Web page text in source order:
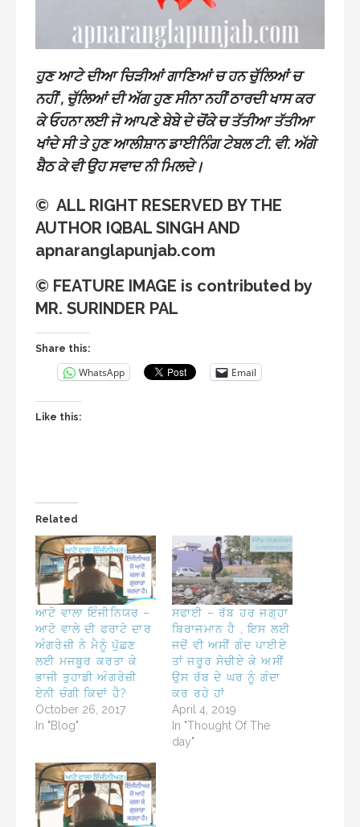
ਹੁਣ ਆਟੇ ਦੀਆ ਚਿੜੀਆਂ ਗਾਣਿਆਂ ਚ ਹਨ ਚੁੱਲਿਆਂ ਚ
ਨਹੀਂ , ਚੁੱਲਿਆਂ ਦੀ ਅੱਗ ਹੁਣ ਸੀਨਾ ਨਹੀਂ ਠਾਰਦੀ ਖਾਸ ਕਰ
ਕੇ ਓਹਨਾ ਲਈ ਜੋ ਆਪਣੇ ਬੇਬੇ ਦੇ ਚੋਂਕੇ ਚ ਤੱਤੀਆ ਤੱਤੀਆ
ਖਾਂਦੇ ਸੀ ਤੇ ਹੁਣ ਆਲੀਸ਼ਾਨ ਡਾਈਨਿੰਗ ਟੇਬਲ ਟੀ. ਵੀ. ਅੱਗੇ
ਬੈਠ ਕੇ ਵੀ ਉਹ ਸਵਾਦ ਨੀ ਮਿਲਦੇ।
© ALL RIGHT RESERVED BY THE
AUTHOR IQBAL SINGH AND
apnaranglapunjab.com
© FEATURE IMAGE is contributed by
MR. SURINDER PAL
Share this:
WhatsApp Email
Like this:
Related
ਆਟੋ ਵਾਲਾ ਇੰਜੀਨਿਯਰ –
ਆਟੋ ਵਾਲੇ ਦੀ ਫਰਾਟੇ ਦਾਰ
ਅੰਗਰੇਜ਼ੀ ਨੇ ਮੈਨੂੰ ਪੁੱਛਣ
ਲਈ ਮਜਬੂਰ ਕਰਤਾ ਕੇ
ਭਾਜੀ ਤੁਹਾਡੀ ਅੰਗਰੇਜ਼ੀ
ਏਨੀ ਚੰਗੀ ਕਿਦਾਂ ਹੈ?
October 26, 2017
In "Blog"
ਸਫਾਈ – ਰੱਬ ਹਰ ਜਗ੍ਹਾ
ਬਿਰਾਜਮਾਨ ਹੈ , ਇਸ ਲਈ
ਜਦੋਂ ਵੀ ਅਸੀਂ ਗੰਦ ਪਾਈਏ
ਤਾਂ ਜਰੂਰ ਸੋਚੀਏ ਕੇ ਅਸੀਂ
ਉਸ ਰੱਬ ਦੇ ਘਰ ਨੂੰ ਗੰਦਾ
ਕਰ ਰਹੇ ਹਾਂ
April 4, 2019
In "Thought Of The
day"